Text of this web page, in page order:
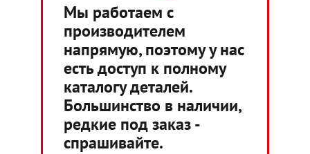
Мы работаем с
производителем
напрямую, поэтому у нас
есть доступ к полному
каталогу деталей.
Большинство в наличии,
редкие под заказ -
спрашивайте.